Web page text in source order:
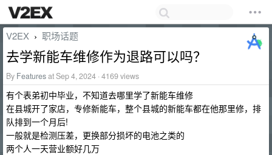
V2EX › 职场话题
去学新能车维修作为退路可以吗？
By Featuresat Sep 4, 2024 · 4169 views
有个表弟初中毕业，不知道去哪里学了新能车维修
在县城开了家店，专修新能车，整个县城的新能车都在他那里修，排
队排到一个月后!
一般就是检测压差，更换部分损坏的电池之类的
两个人一天营业额好几万